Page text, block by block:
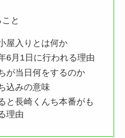
と
屋入りとは何か
6月1日に行われる理由
が当日何をするのか
込みの意味
と長崎くんち本番がも
理由